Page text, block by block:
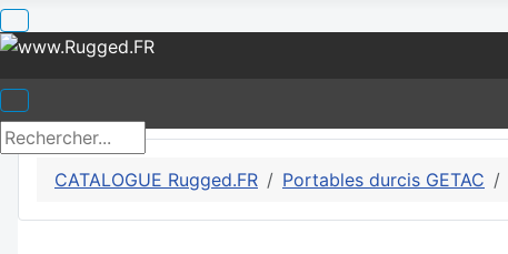
CATALOGUE Rugged.FR Portables durcis GETAC